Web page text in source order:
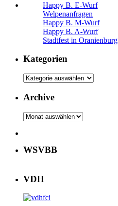
Happy B. E-Wurf
Welpenanfragen
Happy B. M-Wurf
Happy B. A-Wurf
Stadtfest in Oranienburg
Kategorien
Kategorien
Archive
Archive
WSVBB
VDH